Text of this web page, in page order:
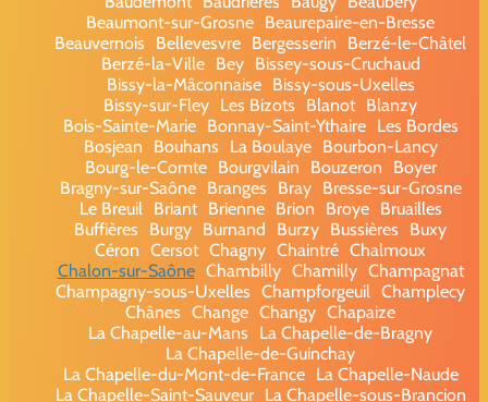
Beaumont-sur-Grosne Beaurepaire-en-Bresse
Beauvernois
Bellevesvre Bergesserin
Berzé-le-Châtel
Berzé-la-Ville
Bey
Bissey-sous-Cruchaud
Bissy-la-Mâconnaise
Bissy-sous-Uxelles
Bissy-sur-Fley Les Bizots Blanot Blanzy
Bois-Sainte-Marie
Bonnay-Saint-Ythaire
Les Bordes
Bosjean
Bouhans La Boulaye
Bourbon-Lancy
Bourg-le-Comte
Bourgvilain Bouzeron
Boyer
Bragny-sur-Saône
Branges Bray
Bresse-sur-Grosne
Le Breuil
Briant Brienne Brion Broye
Bruailles
Buffières
Burgy Burnand Burzy Bussières
Buxy
Céron Cersot Chagny Chaintré Chalmoux
Chalon-sur-Saône Chambilly Chamilly Champagnat
Champagny-sous-Uxelles Champforgeuil Champlecy
Chânes Change Changy Chapaize
La Chapelle-au-Mans
La Chapelle-de-Bragny
La Chapelle-de-Guinchay
La Chapelle-du-Mont-de-France
La Chapelle-Naude
La Chapelle-Saint-Sauveur
La Chapelle-sous-Brancion